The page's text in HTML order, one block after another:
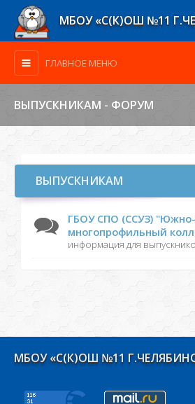
МБОУ «С(К)ОШ №11
ГЛАВНОЕ МЕНЮ
ВЫПУСКНИКАМ - ФОРУМ
ВЫПУСКНИКАМ
ГБОУ СПО (ССУЗ)
многопрофильный
информация для
МБОУ «С(К)ОШ №11